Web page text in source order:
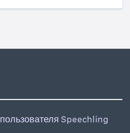
Speechling